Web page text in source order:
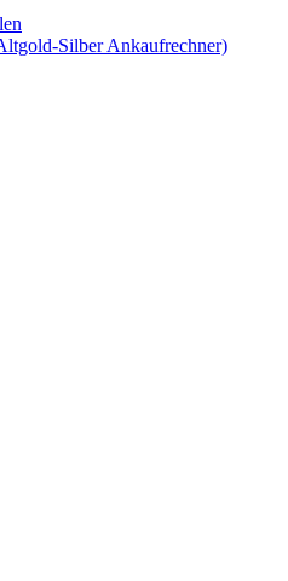
Silber Ankaufrechner)